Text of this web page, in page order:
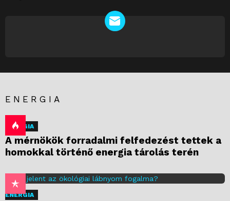
ENERGIA
ENERGIA
A mérnökök forradalmi felfedezést tettek a
homokkal történő energia tárolás terén
ENERGIA